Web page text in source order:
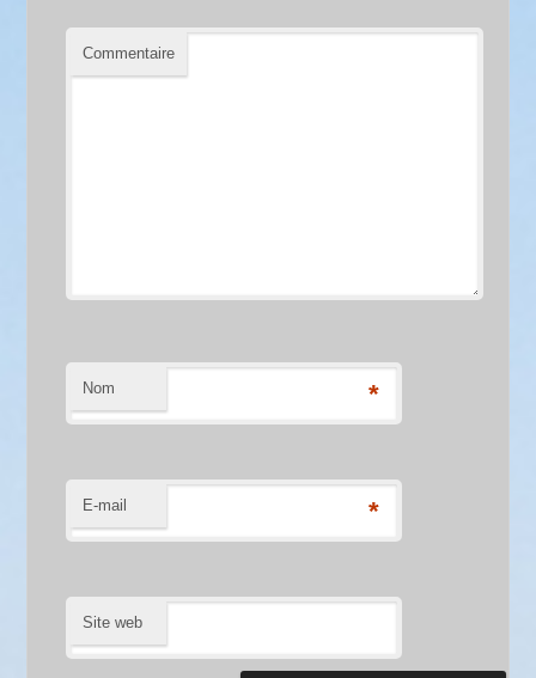
Commentaire
Nom *
E-mail *
Site web